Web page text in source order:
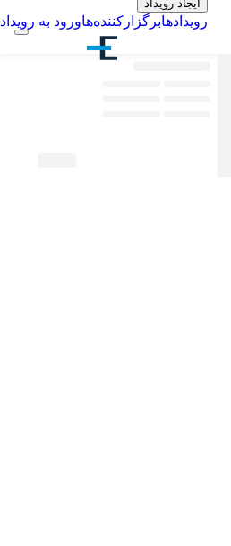
ایجاد رویداد
رویدادهابرگزارکننده‌هاورود به رویداد